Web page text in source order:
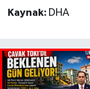
Kaynak: DHA